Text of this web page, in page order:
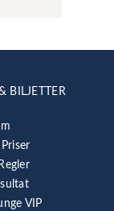
BILJETTER
VIP